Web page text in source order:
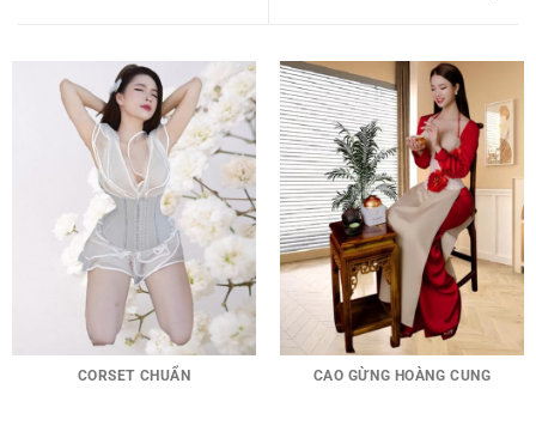
CORSET CHUẨN CAO GỪNG HOÀNG CUNG